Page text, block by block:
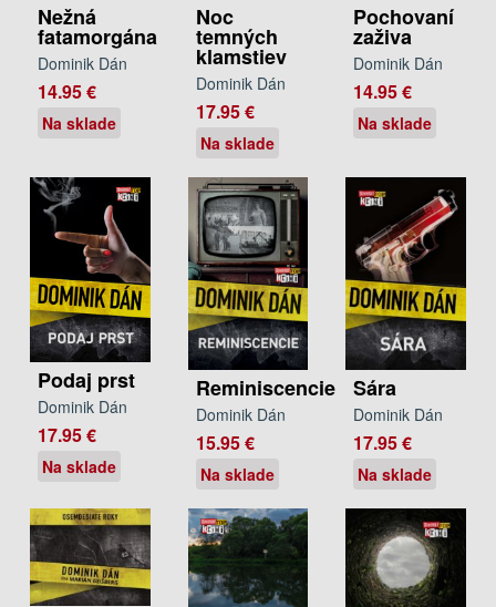
Nežná
fatamorgána
Dominik Dán
14.95 €
Na sklade
Noc
temných
klamstiev
Dominik Dán
17.95 €
Na sklade
Pochovaní
zaživa
Dominik Dán
14.95 €
Na sklade
Podaj prst
Dominik Dán
17.95 €
Na sklade
Reminiscencie
Dominik Dán
15.95 €
Na sklade
Sára
Dominik Dán
17.95 €
Na sklade